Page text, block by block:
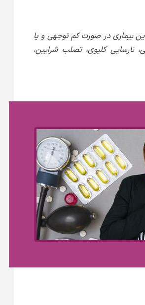
بیماری در صورت کم توجهی و یا
نارسایی کلیوی، تصلب شرایین،